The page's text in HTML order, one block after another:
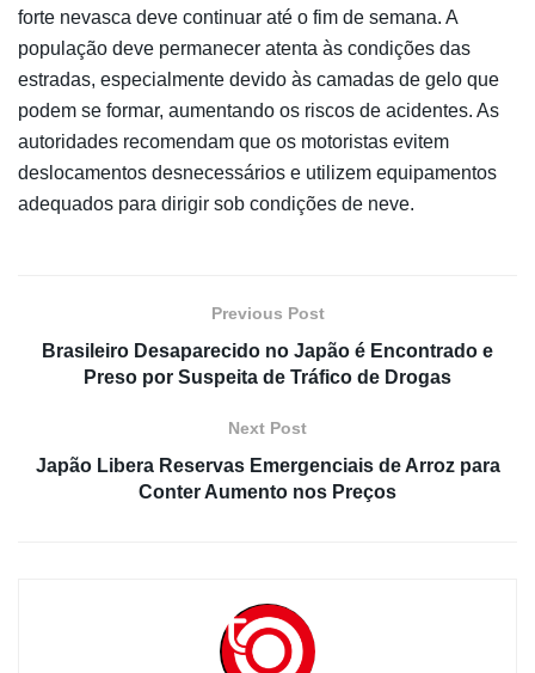
forte nevasca deve continuar até o fim de semana. A
população deve permanecer atenta às condições das
estradas, especialmente devido às camadas de gelo que
podem se formar, aumentando os riscos de acidentes. As
autoridades recomendam que os motoristas evitem
deslocamentos desnecessários e utilizem equipamentos
adequados para dirigir sob condições de neve.
Previous Post
Brasileiro Desaparecido no Japão é Encontrado e
Preso por Suspeita de Tráfico de Drogas
Next Post
Japão Libera Reservas Emergenciais de Arroz para
Conter Aumento nos Preços